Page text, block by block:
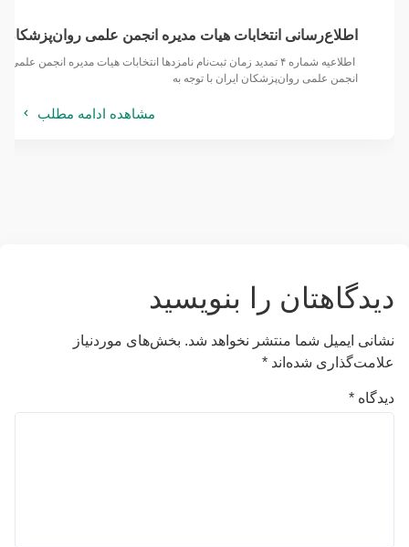
اطلاع‌رسانی انتخابات هیات مدیره انجمن علمی روان‌پزشکان
انجمن علمی روان‌پزشکان ایران با توجه به
مشاهده ادامه مطلب
دیدگاهتان را بنویسید
نشانی ایمیل شما منتشر نخواهد شد. بخش‌های موردنیاز
علامت‌گذاری شده‌اند *
دیدگاه *